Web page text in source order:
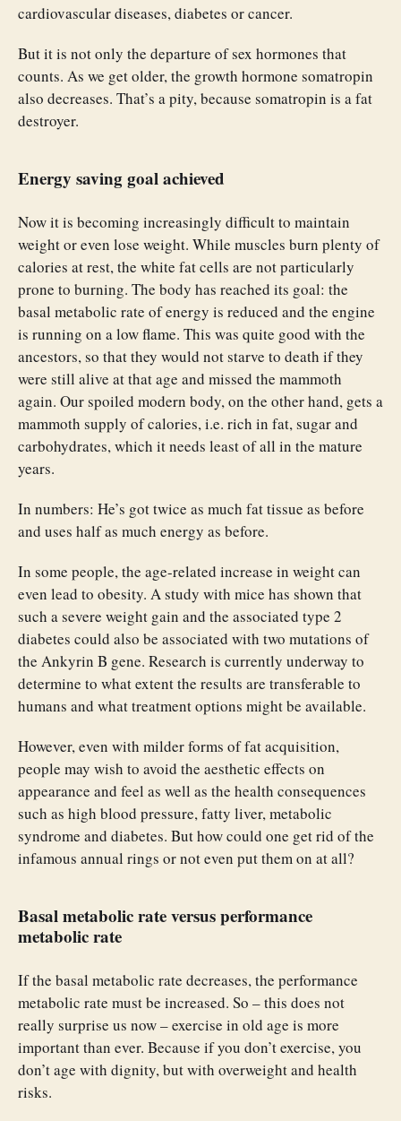
cardiovascular diseases, diabetes or cancer.
But it is not only the departure of sex hormones that
counts. As we get older, the growth hormone somatropin
also decreases. That’s a pity, because somatropin is a fat
destroyer.
Energy saving goal achieved
Now it is becoming increasingly difficult to maintain
weight or even lose weight. While muscles burn plenty of
calories at rest, the white fat cells are not particularly
prone to burning. The body has reached its goal: the
basal metabolic rate of energy is reduced and the engine
is running on a low flame. This was quite good with the
ancestors, so that they would not starve to death if they
were still alive at that age and missed the mammoth
again. Our spoiled modern body, on the other hand, gets a
mammoth supply of calories, i.e. rich in fat, sugar and
carbohydrates, which it needs least of all in the mature
years.
In numbers: He’s got twice as much fat tissue as before
and uses half as much energy as before.
In some people, the age-related increase in weight can
even lead to obesity. A study with mice has shown that
such a severe weight gain and the associated type 2
diabetes could also be associated with two mutations of
the Ankyrin B gene. Research is currently underway to
determine to what extent the results are transferable to
humans and what treatment options might be available.
However, even with milder forms of fat acquisition,
people may wish to avoid the aesthetic effects on
appearance and feel as well as the health consequences
such as high blood pressure, fatty liver, metabolic
syndrome and diabetes. But how could one get rid of the
infamous annual rings or not even put them on at all?
Basal metabolic rate versus performance
metabolic rate
If the basal metabolic rate decreases, the performance
metabolic rate must be increased. So – this does not
really surprise us now – exercise in old age is more
important than ever. Because if you don’t exercise, you
don’t age with dignity, but with overweight and health
risks.